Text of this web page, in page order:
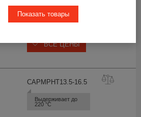
Показать товары
от 25,00 р.
ВСЕ ЦЕНЫ
CAPMPHT13.5-16.5
Выдерживает до
220 °С